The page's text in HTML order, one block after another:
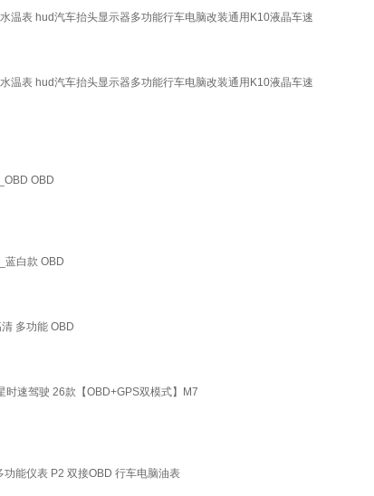
温表 hud汽车抬头显示器多功能行车电脑改装通用K10液晶车速
温表 hud汽车抬头显示器多功能行车电脑改装通用K10液晶车速
OBD
蓝白款 OBD
多功能 OBD
速驾驶 26款【OBD+GPS双模式】M7
能仪表 P2 双接OBD 行车电脑油表